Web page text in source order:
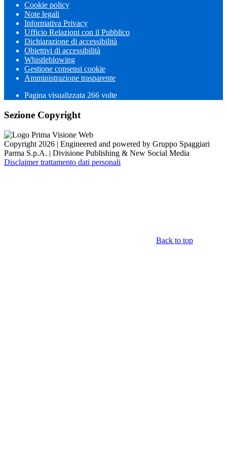
Cookie policy
Note legali
Informativa Privacy
Ufficio Relazioni con il Pubblico
Dichiarazione di accessibilità
Obiettivi di accessibilità
Whistleblowing
Gestione consensi cookie
Amministrazione trasparente
Pagina visualizzata 266 volte
Sezione Copyright
Copyright 2026 | Engineered and powered by Gruppo Spaggiari
Parma S.p.A. | Divisione Publishing & New Social Media
Disclaimer trattamento dati personali
Back to top